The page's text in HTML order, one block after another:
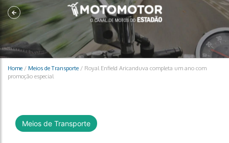
Home / Meios de Transporte / Royal Enfield Aricanduva completa um ano com
promoção especial
Meios de Transporte